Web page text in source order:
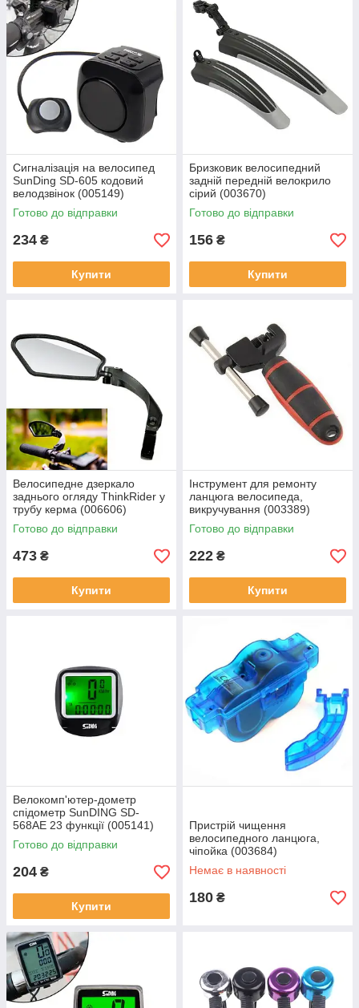
Сигналізація на велосипед
SunDing SD-605 кодовий
велодзвінок (005149)
Готово до відправки
234 ₴
Купити
Бризковик велосипедний
задній передній велокрило
сірий (003670)
Готово до відправки
156 ₴
Купити
Велосипедне дзеркало
заднього огляду ThinkRider у
трубу керма (006606)
Готово до відправки
473 ₴
Купити
Інструмент для ремонту
ланцюга велосипеда,
викручування (003389)
Готово до відправки
222 ₴
Купити
Велокомп'ютер-дометр
спідометр SunDING SD-
568AE 23 функції (005141)
Готово до відправки
204 ₴
Купити
Пристрій чищення
велосипедного ланцюга,
чіпойка (003684)
Немає в наявності
180 ₴